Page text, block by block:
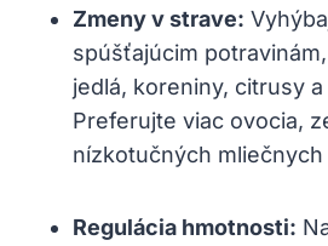
Zmeny v strave:
spúšťajúcim
jedlá, koreniny, citrusy
Preferujte viac ovocia,
nízkotučných
Regulácia hmotnosti: